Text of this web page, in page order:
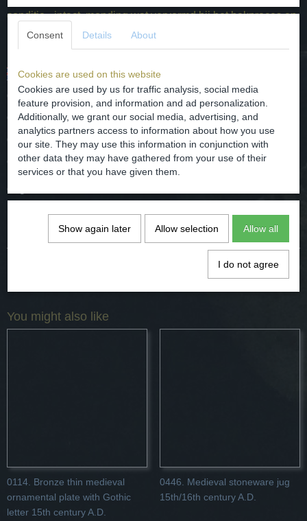
conditie - intact, monding wat vervormd bij het bakproces en
heeft gebruikersschade aan bovenrand en bodemrand.
Stoneware jug.
date - 15th century.
origin - Germany / Siegburg area.
dimensions - high 12.5 cm and diameter 7.5 cm
condition - intact, mouth slightly deformed during the baking
process and has user damage on top edge and bottom
edge.
Comments
You might also like
0114. Bronze thin medieval
ornamental plate with Gothic
letter 15th century A.D.
0446. Medieval stoneware jug
15th/16th century A.D.
Consent Details About
Cookies are used on this website
Cookies are used by us for traffic analysis, social media
feature provision, and information and ad personalization.
Additionally, we grant our social media, advertising, and
analytics partners access to information about how you use
our site. They may use this information in conjunction with
other data they may have gathered from your use of their
services or that you have given them.
Show again later Allow selection Allow all
I do not agree